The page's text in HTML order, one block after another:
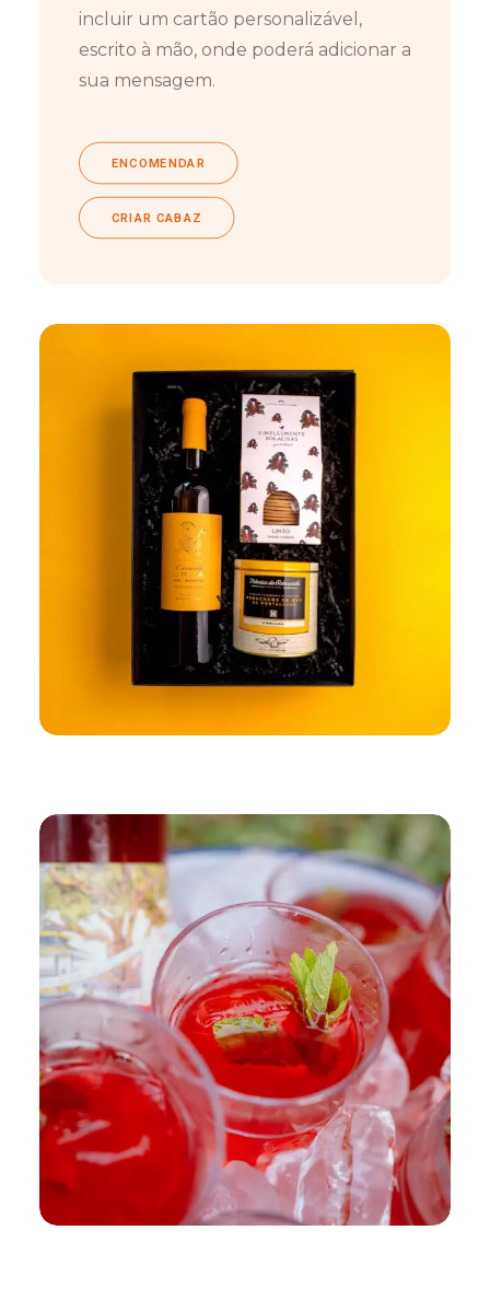
incluir um cartão personalizável,
escrito à mão, onde poderá adicionar a
sua mensagem.
ENCOMENDAR
CRIAR CABAZ